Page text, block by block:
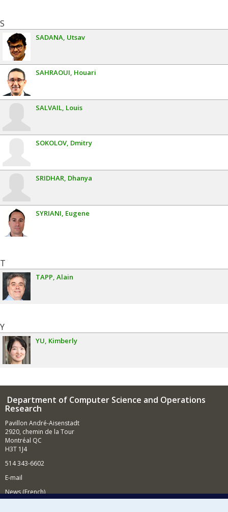
S
SADANA Utsav
SAHRAOUI Houari
SALVAIL Louis
SOKOLOV Dmitry
SRIDHAR Dhanya
SYRIANI Eugene
T
TAPP Alain
Y
YU Kimberly
Department of Computer Science and Operations
Research
Pavillon André-Aisenstadt
2920, chemin de la Tour
Montréal QC
H3T 1J4
514 343-6602
E-mail
News (French)